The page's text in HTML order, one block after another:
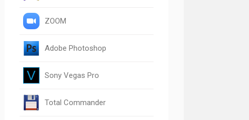
ZOOM
Adobe Photoshop
Sony Vegas Pro
Total Commander